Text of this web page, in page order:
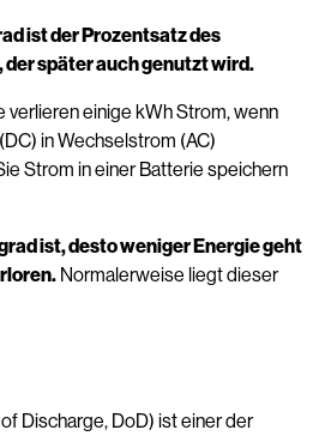
ist der Prozentsatz des
später auch genutzt wird.
verlieren einige kWh Strom, wenn
in Wechselstrom (AC)
Strom in einer Batterie speichern
ist, desto weniger Energie geht
Normalerweise liegt dieser
Discharge, DoD) ist einer der